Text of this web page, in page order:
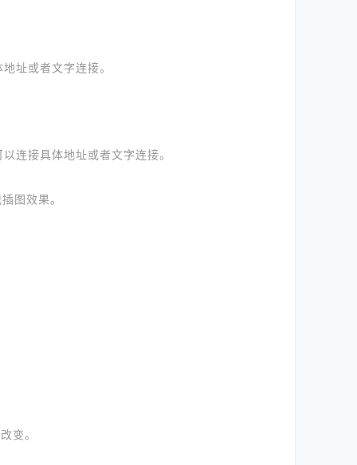
址或者文字连接。
连接具体地址或者文字连接。
图效果。
变。